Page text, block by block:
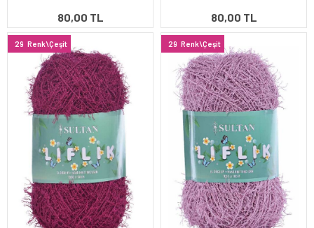
80,00 TL 80,00 TL
29 Renk\Çeşit 29 Renk\Çeşit